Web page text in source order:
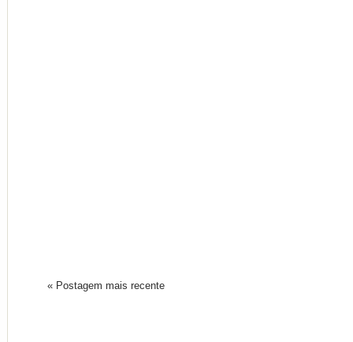
« Postagem mais recente